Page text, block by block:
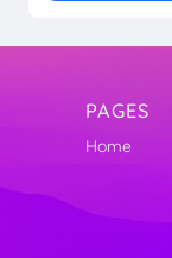
PAGES
Home